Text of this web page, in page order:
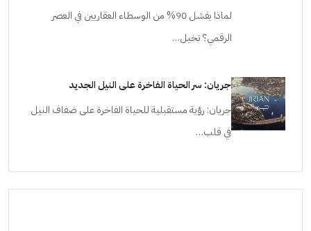
لماذا يفشل 90% من الوسطاء العقاريين في العصر
الرقمي؟ تخيل…
جريان: سر الحياة الفاخرة على النيل الجديد
جريان: رؤية مستقبلية للحياة الفاخرة على ضفاف النيل
في قلب…